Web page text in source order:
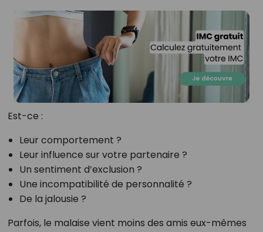
Est-ce :
Leur comportement ?
Leur influence sur votre partenaire ?
Un sentiment d’exclusion ?
Une incompatibilité de personnalité ?
De la jalousie ?
Parfois, le malaise vient moins des amis eux-mêmes